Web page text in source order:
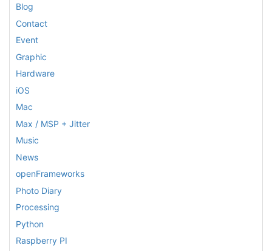
Blog
Contact
Event
Graphic
Hardware
iOS
Mac
Max / MSP + Jitter
Music
News
openFrameworks
Photo Diary
Processing
Python
Raspberry PI